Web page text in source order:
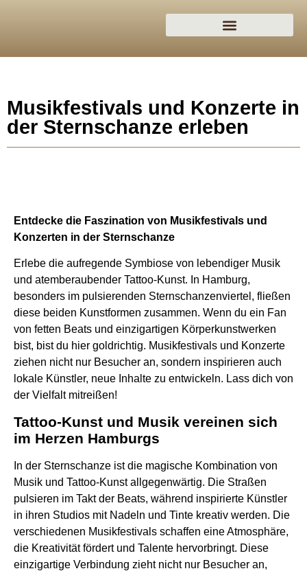
Musikfestivals und Konzerte in
der Sternschanze erleben
Entdecke die Faszination von Musikfestivals und
Konzerten in der Sternschanze
Erlebe die aufregende Symbiose von lebendiger Musik
und atemberaubender Tattoo-Kunst. In Hamburg,
besonders im pulsierenden Sternschanzenviertel, fließen
diese beiden Kunstformen zusammen. Wenn du ein Fan
von fetten Beats und einzigartigen Körperkunstwerken
bist, bist du hier goldrichtig. Musikfestivals und Konzerte
ziehen nicht nur Besucher an, sondern inspirieren auch
lokale Künstler, neue Inhalte zu entwickeln. Lass dich von
der Vielfalt mitreißen!
Tattoo-Kunst und Musik vereinen sich
im Herzen Hamburgs
In der Sternschanze ist die magische Kombination von
Musik und Tattoo-Kunst allgegenwärtig. Die Straßen
pulsieren im Takt der Beats, während inspirierte Künstler
in ihren Studios mit Nadeln und Tinte kreativ werden. Die
verschiedenen Musikfestivals schaffen eine Atmosphäre,
die Kreativität fördert und Talente hervorbringt. Diese
einzigartige Verbindung zieht nicht nur Besucher an,